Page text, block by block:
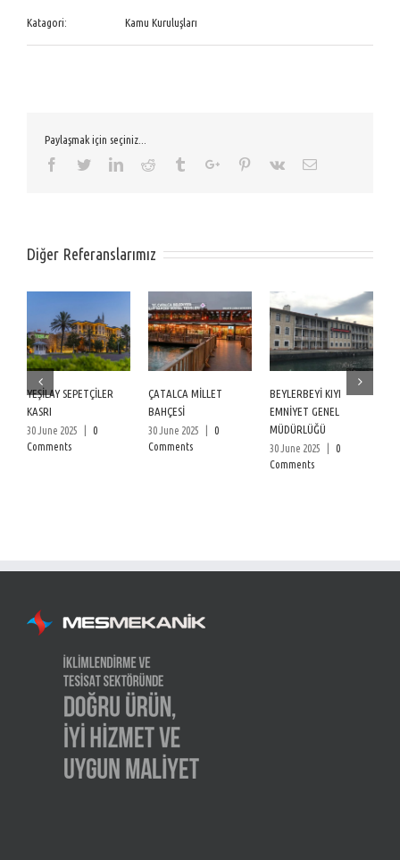
Katagori: Kamu Kuruluşları
Paylaşmak için seçiniz...
Facebook
TwitterLinkedinReddit TumblrGoogle+Pinterest
Vk Email
Diğer Referanslarımız
YEŞİLAY SEPETÇİLER
KASRI
30 June 2025
0
Comments
ÇATALCA MİLLET
BAHÇESİ
30 June 2025
0
Comments
BEYLERBEYİ KIYI
EMNİYET GENEL
MÜDÜRLÜĞÜ
30 June 2025
0
Comments